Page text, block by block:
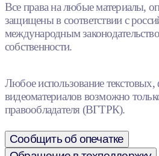
Все права на любые материалы,
защищены в соответствии с
международным
собственности.
Любое использование текстовых,
видеоматериалов возможно
правообладателя (ВГТРК).
Сообщить об опечатке